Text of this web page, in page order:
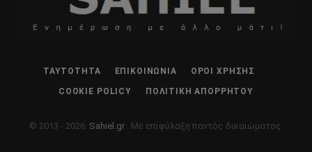
ΤΑΥΤΌΤΗΤΑ ΕΠΙΚΟΙΝΩΝΊΑ ΌΡΟΙ ΧΡΉΣΗΣ
COOKIE POLICY ΠΟΛΙΤΙΚΉ ΑΠΟΡΡΉΤΟΥ
© 2013 - 2026: Sahiel.gr . Με επιφύλαξη παντός δικαιώματος.